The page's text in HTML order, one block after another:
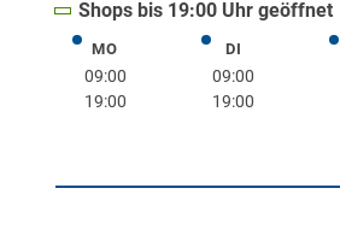
Shops bis 19:00 Uhr geöffnet
MOMontag
09:00
19:00
DIDienstag
09:00
19:00